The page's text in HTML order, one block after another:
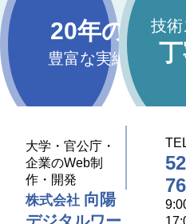
20年の
豊富な実績
技術
大学・官公庁・
企業のWeb制
作・開発
株式会社 向陽